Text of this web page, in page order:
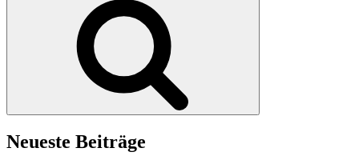
Neueste Beiträge